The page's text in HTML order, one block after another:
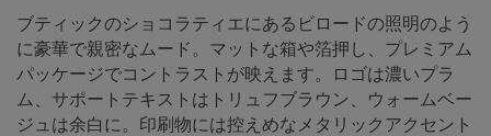
ブティックのショコラティエにあるビロードの照明のよう
に豪華で親密なムード。マットな箱や箔押し、プレミアム
パッケージでコントラストが映えます。ロゴは濃いプラ
ム、サポートテキストはトリュフブラウン、ウォームベー
ジュは余白に。印刷物には控えめなメタリックアクセント